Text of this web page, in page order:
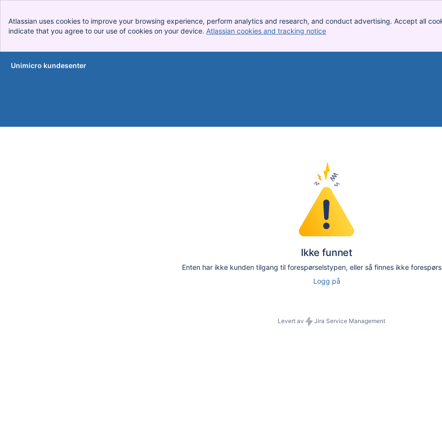
Atlassian uses cookies to improve your browsing experience, perform analytics and research, and conduct advertising. Accept all
indicate that you agree to our use of cookies on your device. Atlassian cookies and tracking notice
Hopp over og gå videre til hovedinnhold
Unimicro kundesenter
Ikke funnet
Enten har ikke kunden tilgang til forespørselstypen, eller så finnes ikke
Logg på
Levert av Jira Service Management